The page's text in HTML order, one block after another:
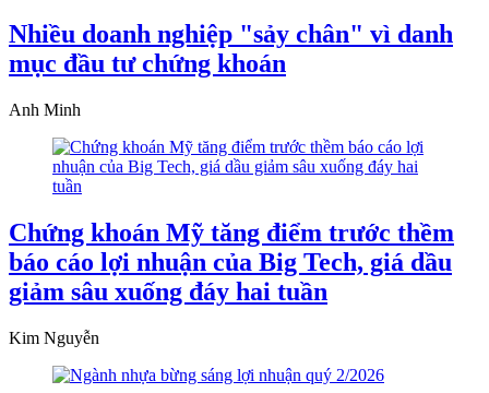
Nhiều doanh nghiệp "sảy chân" vì danh
mục đầu tư chứng khoán
Anh Minh
Chứng khoán Mỹ tăng điểm trước thềm
báo cáo lợi nhuận của Big Tech, giá dầu
giảm sâu xuống đáy hai tuần
Kim Nguyễn